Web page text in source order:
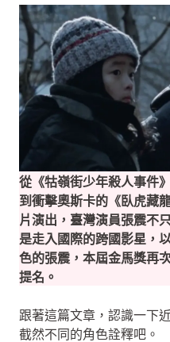
從《牯嶺街少年殺人事件
到衝擊奧斯卡的《臥虎藏
片演出，臺灣演員張震不
是走入國際的跨國影星，
色的張震，本屆金馬獎再
提名。
跟著這篇文章，認識一下
截然不同的角色詮釋吧。